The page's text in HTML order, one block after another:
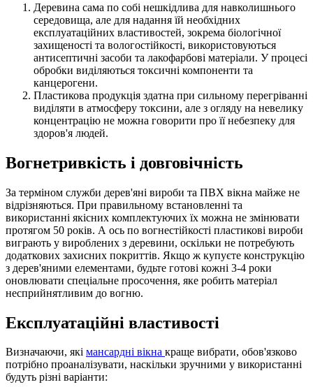
Деревина сама по собі нешкідлива для навколишнього
середовища, але для надання їй необхідних
експлуатаційних властивостей, зокрема біологічної
захищеності та вологостійкості, використовуються
антисептичні засоби та лакофарбові матеріали. У процесі
обробки виділяються токсичні компоненти та
канцерогени.
Пластикова продукція здатна при сильному перегріванні
виділяти в атмосферу токсини, але з огляду на невелику
концентрацію не можна говорити про її небезпеку для
здоров'я людей.
Вогнетривкість і довговічність
За терміном служби дерев'яні вироби та ПВХ вікна майже не
відрізняються. При правильному встановленні та
використанні якісних комплектуючих їх можна не змінювати
протягом 50 років. А ось по вогнестійкості пластикові вироби
виграють у вироблених з деревини, оскільки не потребують
додаткових захисних покриттів. Якщо ж купуєте конструкцію
з дерев'яними елементами, будьте готові кожні 3-4 роки
оновлювати спеціальне просочення, яке робить матеріал
несприйнятливим до вогню.
Експлуатаційні властивості
Визначаючи, які мансардні вікна краще вибрати, обов'язково
потрібно проаналізувати, наскільки зручними у використанні
будуть різні варіанти: